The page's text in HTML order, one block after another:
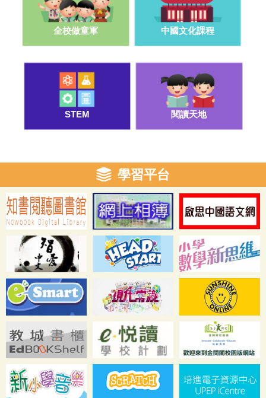
石湖墟公立學校親子嘉年華《親子幸福·
石湖人》全校做童軍 中國文化課程
STEM 閱讀天地
學習平台